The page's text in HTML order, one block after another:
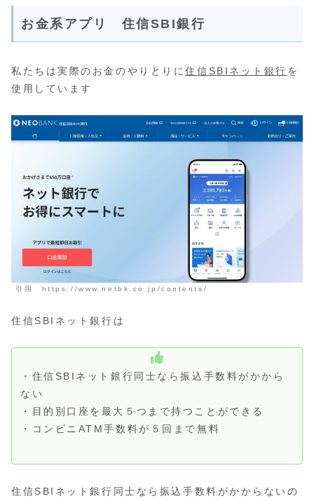
お金系アプリ 住信SBI銀行
私たちは実際のお金のやりとりに住信SBIネット銀行 を
使用しています
引用 https://www.netbk.co.jp/contents/
住信SBIネット銀行は
・住信SBIネット銀行同士なら振込手数料がかから
ない
・目的別口座を最大５つまで持つことができる
・コンビニATM手数料が５回まで無料
住信SBIネット銀行同士なら振込手数料がかからないの